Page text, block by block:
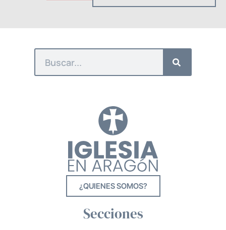
¿QUIENES SOMOS?
Secciones